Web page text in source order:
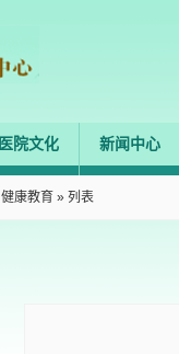
医院文化 新闻中心
健康教育 » 列表